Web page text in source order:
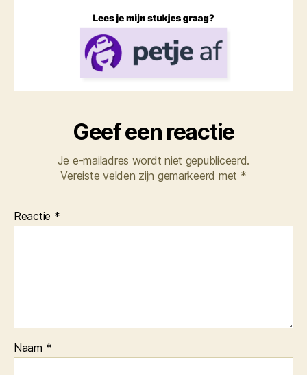
Geef een reactie
Je e-mailadres wordt niet gepubliceerd.
Vereiste velden zijn gemarkeerd met *
Reactie *
Naam *